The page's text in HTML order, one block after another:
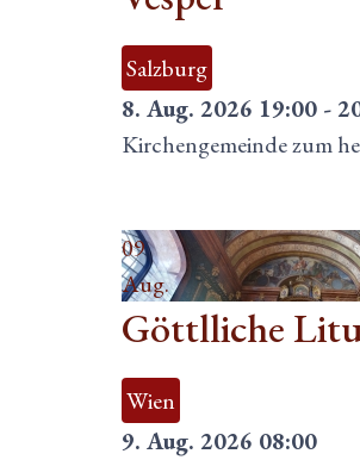
Salzburg
8. Aug. 2026 19:00 -
Kirchengemeinde zum
09
Aug.
Göttlliche
Wien
9. Aug. 2026 08:00